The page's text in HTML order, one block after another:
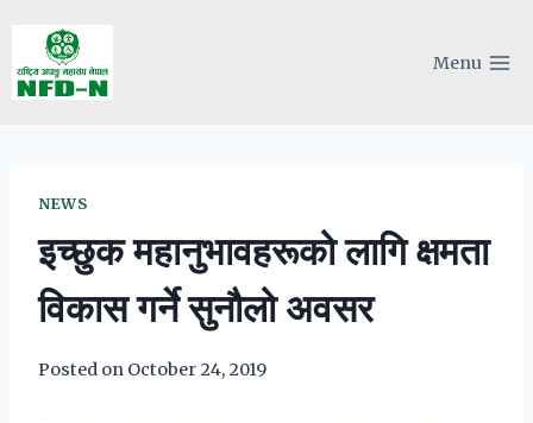
content
Menu
NEWS
इच्छुक महानुभावहरूको लागि क्षमता
विकास गर्ने सुनौलो अवसर
Posted on October 24, 2019